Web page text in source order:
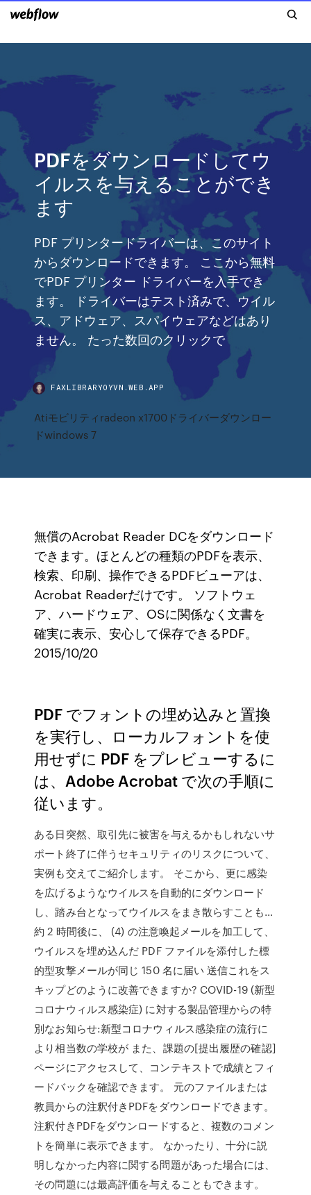
PDFをダウンロードしてウ
イルスを与えることができ
ます
PDF プリンタードライバーは、このサイト
からダウンロードできます。 ここから無料
でPDF プリンター ドライバーを入手でき
ます。 ドライバーはテスト済みで、ウイル
ス、アドウェア、スパイウェアなどはあり
ません。 たった数回のクリックで
FAXLIBRARYOYVN.WEB.APP
Atiモビリティradeon x1700ドライバーダウンロー
ドwindows 7
無償のAcrobat Reader DCをダウンロード
できます。ほとんどの種類のPDFを表示、
検索、印刷、操作できるPDFビューアは、
Acrobat Readerだけです。 ソフトウェ
ア、ハードウェア、OSに関係なく文書を
確実に表示、安心して保存できるPDF。
2015/10/20
PDF でフォントの埋め込みと置換
を実行し、ローカルフォントを使
用せずに PDF をプレビューするに
は、Adobe Acrobat で次の手順に
従います。
ある日突然、取引先に被害を与えるかもしれないサ
ポート終了に伴うセキュリティのリスクについて、
実例も交えてご紹介します。 そこから、更に感染
を広げるようなウイルスを自動的にダウンロード
し、踏み台となってウイルスをまき散らすことも…
約 2 時間後に、 (4) の注意喚起メールを加工して、
ウイルスを埋め込んだ PDF ファイルを添付した標
的型攻撃メールが同じ 150 名に届い 送信これをス
キップどのように改善できますか? COVID-19 (新型
コロナウィルス感染症) に対する製品管理からの特
別なお知らせ:新型コロナウィルス感染症の流行に
より相当数の学校が また、課題の[提出履歴の確認]
ページにアクセスして、コンテキストで成績とフィ
ードバックを確認できます。 元のファイルまたは
教員からの注釈付きPDFをダウンロードできます。
注釈付きPDFをダウンロードすると、複数のコメン
トを簡単に表示できます。 なかったり、十分に説
明しなかった内容に関する問題があった場合には、
その問題には最高評価を与えることもできます。